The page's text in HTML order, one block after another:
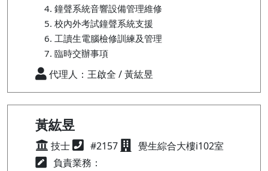
鐘聲系統音響設備管理維修
校內外考試鐘聲系統支援
工讀生電腦檢修訓練及管理
臨時交辦事項
代理人：王啟全 / 黃紘昱
黃紘昱
技士 #2157
覺生綜合大樓i102室
負責業務：